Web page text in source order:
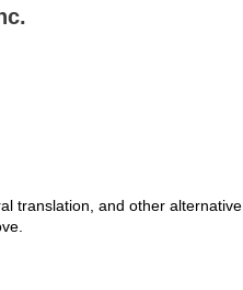
translation, and other alternative